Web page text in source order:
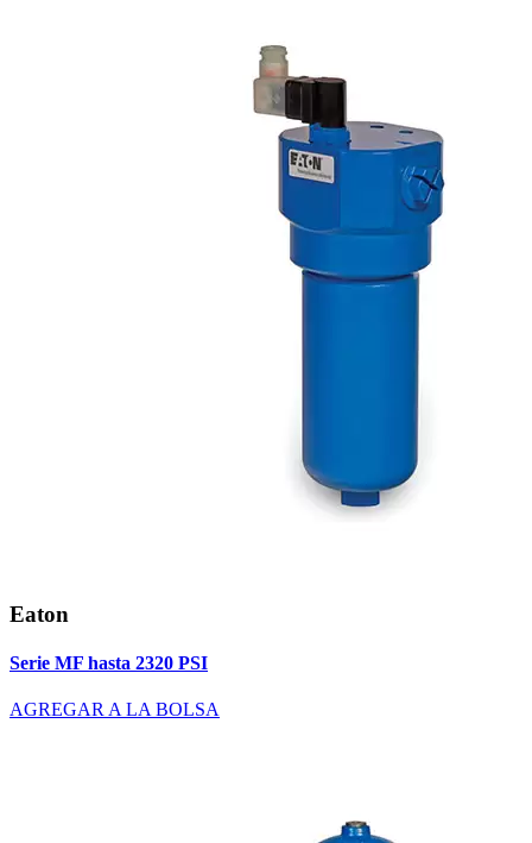
Eaton
Serie MF hasta 2320 PSI
AGREGAR A LA BOLSA